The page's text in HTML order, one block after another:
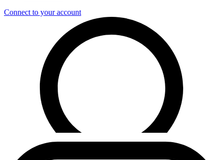
Connect to your account